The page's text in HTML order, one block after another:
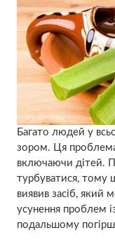
Багато людей у
зором. Ця проблема
включаючи дітей.
турбуватися, тому
виявив засіб, який
усунення проблем
подальшому